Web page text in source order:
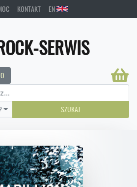
KONTAKT EN
SERWIS
SZUKAJ